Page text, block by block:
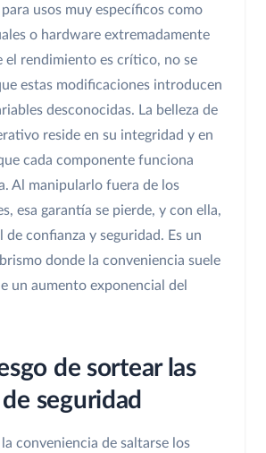
usos muy específicos como
o hardware extremadamente
el rendimiento es crítico, no se
estas modificaciones introducen
desconocidas. La belleza de
reside en su integridad y en
cada componente funciona
Al manipularlo fuera de los
esa garantía se pierde, y con ella,
de confianza y seguridad. Es un
donde la conveniencia suele
un aumento exponencial del
de sortear las
seguridad
conveniencia de saltarse los